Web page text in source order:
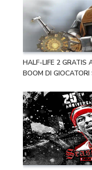
HALF-LIFE 2 GRATIS
BOOM DI